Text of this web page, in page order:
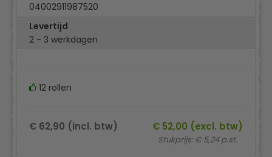
04002911987520
Levertijd
2 - 3 werkdagen
12 rollen
€ 52,00 (excl. btw)
Stukprijs: € 5,24 p.st.
€ 62,90 (incl. btw)